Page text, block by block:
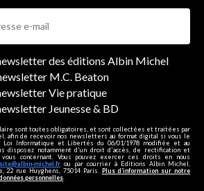
des éditions Albin Michel
M.C. Beaton
Vie pratique
Jeunesse & BD
sont toutes obligatoires, et sont collectées et traitées par
afin de recevoir nos newsletters au format digital si vous le
Loi Informatique et Libertés du 06/01/1978 modifiée et au
disposez notamment d'un droit d'accès, de rectification et
vous concernant. Vous pouvez exercer ces droits en nous
michel.fr ou par courrier à Editions Albin Michel,
22 rue Huyghens, 75014 Paris. Plus d’information sur notre
personnelles.